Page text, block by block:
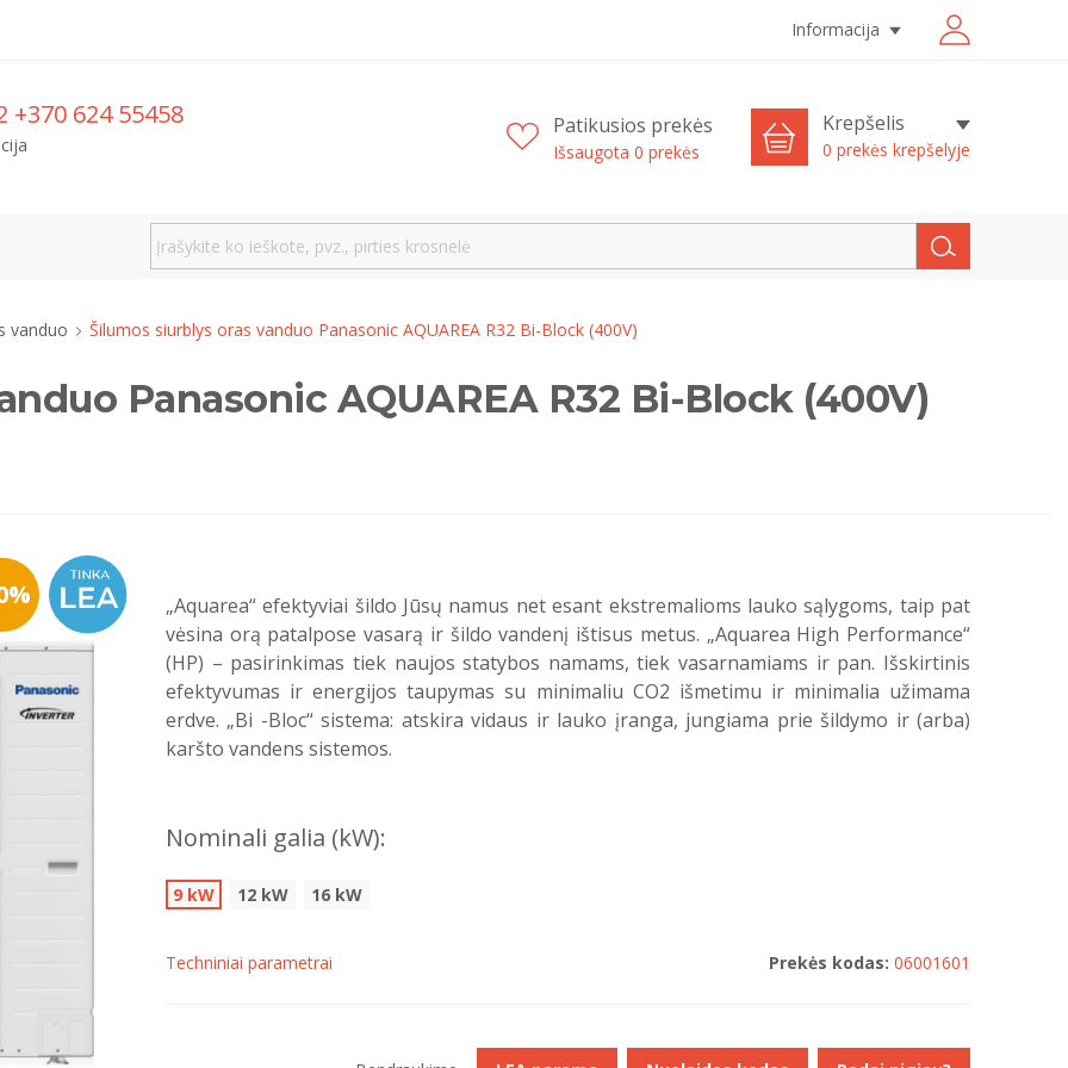
Informacija
+370 624 55458 Patikusios prekės
Išsaugota 0 prekės
Krepšelis
0 prekės krepšelyje
vanduo Šilumos siurblys oras vanduo Panasonic AQUAREA R32 Bi-Block (400V)
Panasonic AQUAREA R32 Bi-Block (400V)
„Aquarea“ efektyviai šildo Jūsų namus net esant ekstremalioms lauko sąlygoms, taip pat
vėsina orą patalpose vasarą ir šildo vandenį ištisus metus. „Aquarea High Performance“
(HP) – pasirinkimas tiek naujos statybos namams, tiek vasarnamiams ir pan. Išskirtinis
efektyvumas ir energijos taupymas su minimaliu CO2 išmetimu ir minimalia užimama
erdve. „Bi -Bloc“ sistema: atskira vidaus ir lauko įranga, jungiama prie šildymo ir (arba)
karšto vandens sistemos.
Nominali galia (kW):
9 kW 12 kW 16 kW
Techniniai parametrai Prekės kodas: 06001601